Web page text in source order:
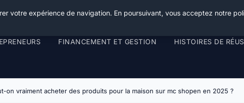
FINANCEMENT ET GESTION HISTOIRES DE
on vraiment acheter des produits pour la maison sur mc shopen en 2025 ?
votre expérience de navigation. En poursuivant, vous acceptez notre